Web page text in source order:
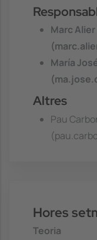
Marc
María
Altres
Pau
Hores
Teoria